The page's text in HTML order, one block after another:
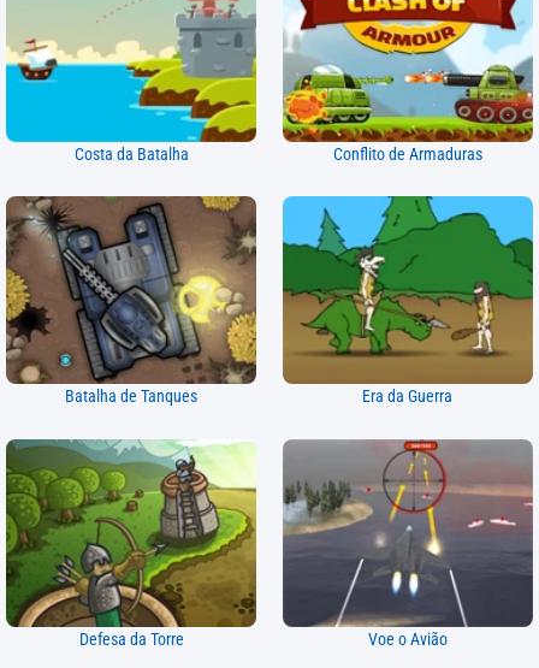
Costa da Batalha Conflito de Armaduras
Batalha de Tanques Era da Guerra
Defesa da Torre Voe o Avião